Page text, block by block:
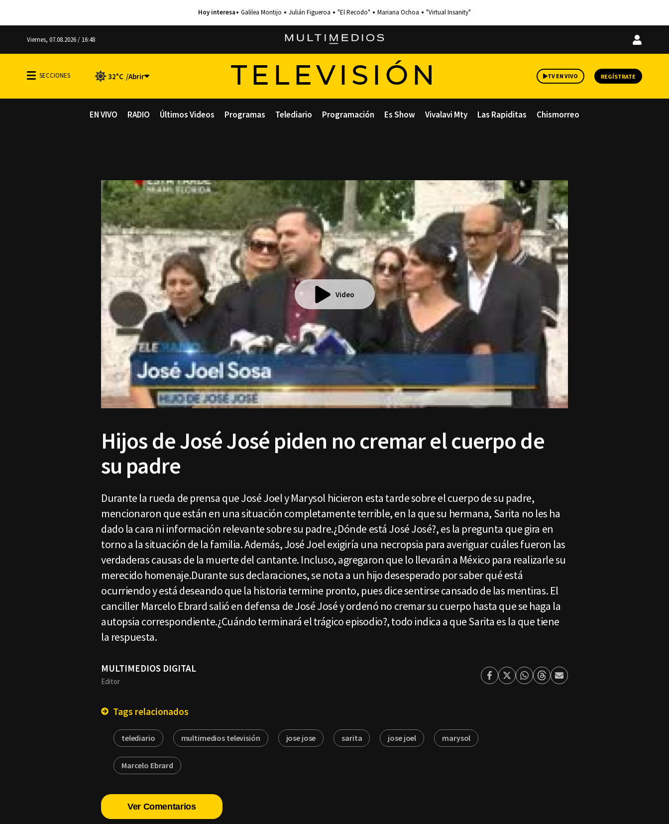
Galilea Montijo Julián Figueroa "El Recodo" Mariana Ochoa "Virtual Insanity"
Viernes, 07.08.2026 / 16:48
Iniciar
32°C TELEVISIÓN TV EN VIVO REGÍSTRATE
EN VIVO RADIO Últimos Videos Programas Telediario Programación Es Show Vivalavi Mty Las Rapiditas Chismorreo
Video
Hijos de José José piden no cremar el cuerpo de
su padre
Durante la rueda de prensa que José Joel y Marysol hicieron esta tarde sobre el cuerpo de su padre,
mencionaron que están en una situación completamente terrible, en la que su hermana, Sarita no les ha
dado la cara ni información relevante sobre su padre.¿Dónde está José José?, es la pregunta que gira en
torno a la situación de la familia. Además, José Joel exigiría una necropsia para averiguar cuáles fueron las
verdaderas causas de la muerte del cantante. Incluso, agregaron que lo llevarán a México para realizarle su
merecido homenaje.Durante sus declaraciones, se nota a un hijo desesperado por saber qué está
ocurriendo y está deseando que la historia termine pronto, pues dice sentirse cansado de las mentiras. El
canciller Marcelo Ebrard salió en defensa de José José y ordenó no cremar su cuerpo hasta que se haga la
autopsia correspondiente.¿Cuándo terminará el trágico episodio?, todo indica a que Sarita es la que tiene
la respuesta.
MULTIMEDIOS DIGITAL
Editor Facebook
TwitterWhatsapp
ThreadsEnviar
Tags relacionados
telediario multimedios televisión jose jose sarita jose joel marysol
Marcelo Ebrard
Ver Comentarios